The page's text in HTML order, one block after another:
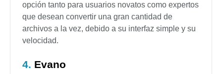
opción tanto para usuarios novatos como expertos
que desean convertir una gran cantidad de
archivos a la vez, debido a su interfaz simple y su
velocidad.
4. Evano